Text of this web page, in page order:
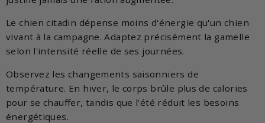
Le chien citadin dépense moins d'énergie qu'un chien
vivant à la campagne. Adaptez précisément la gamelle
selon l'intensité réelle de ses journées.
Observez les changements saisonniers de
température. En hiver, le corps brûle plus de calories
pour se chauffer, tandis que l'été réduit les besoins
énergétiques.